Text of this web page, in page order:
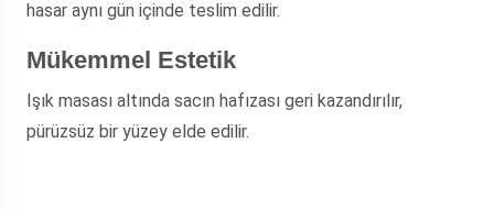
hasar aynı gün içinde teslim edilir.
Mükemmel Estetik
Işık masası altında sacın hafızası geri kazandırılır,
pürüzsüz bir yüzey elde edilir.